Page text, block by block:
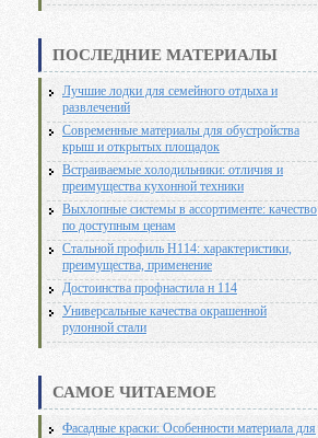
ПОСЛЕДНИЕ МАТЕРИАЛЫ
Лучшие лодки для семейного отдыха и
развлечений
Современные материалы для обустройства
крыш и открытых площадок
Встраиваемые холодильники: отличия и
преимущества кухонной техники
Выхлопные системы в ассортименте: качество
по доступным ценам
Стальной профиль Н114: характеристики,
преимущества, применение
Достоинства профнастила н 114
Универсальные качества окрашенной
рулонной стали
САМОЕ ЧИТАЕМОЕ
Фасадные краски: Особенности материала для